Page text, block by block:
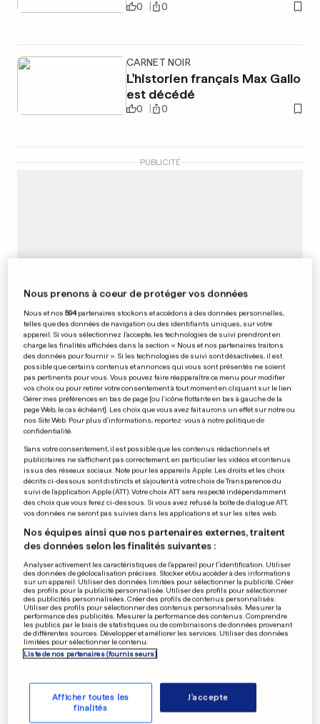
0 0
CARNET NOIR
L'historien français Max Gallo
est décédé
0 0
PUBLICITÉ
«AHS 7»
Il titille les fans d'«American
Horror Story»
0 0
LIGUE DES CHAMPIONS
Le F91 Dudelange éliminé par
l'APOEL Nicosie
0
AU LUXEMBOURG
Le littering a été puni
à 151 reprises
0 0
PUBLICITÉ
Nous prenons à coeur de protéger vos données
Nous et nos594partenaires stockons et accédons à des données personnelles,
telles que des données de navigation ou des identifiants uniques, sur votre
appareil. Si vous sélectionnez J'accepte, les technologies de suivi prendront en
charge les finalités affichées dans la section « Nous et nos partenaires traitons
des données pour fournir ». Si les technologies de suivi sont désactivées, il est
possible que certains contenus et annonces qui vous sont présentés ne soient
pas pertinents pour vous. Vous pouvez faire réapparaître ce menu pour modifier
vos choix ou pour retirer votre consentement à tout moment en cliquant sur le lien
Gérer mes préférences en bas de page [ou l'icône flottante en bas à gauche de la
page Web, le cas échéant]. Les choix que vous avez fait aurons un effet sur notre ou
nos Site Web. Pour plus d’informations, reportez-vous à notre politique de
confidentialité.
Sans votre consentement, il est possible que les contenus rédactionnels et
publicitaires ne s'affichent pas correctement, en particulier les vidéos et contenus
issus des réseaux sociaux. Note pour les appareils Apple: Les droits et les choix
décrits ci-dessous sont distincts et s'ajoutent à votre choix de Transparence du
suivi de l'application Apple (ATT). Votre choix ATT sera respecté indépendamment
des choix que vous ferez ci-dessous. Si vous avez refusé la boîte de dialogue ATT,
vos données ne seront pas suivies dans les applications et sur les sites web.
Nos équipes ainsi que nos partenaires externes, traitent
des données selon les finalités suivantes :
Analyser activement les caractéristiques de l’appareil pour l’identification. Utiliser
des données de géolocalisation précises. Stocker et/ou accéder à des informations
sur un appareil. Utiliser des données limitées pour sélectionner la publicité. Créer
des profils pour la publicité personnalisée. Utiliser des profils pour sélectionner
des publicités personnalisées. Créer des profils de contenus personnalisés.
Utiliser des profils pour sélectionner des contenus personnalisés. Mesurer la
performance des publicités. Mesurer la performance des contenus. Comprendre
les publics par le biais de statistiques ou de combinaisons de données provenant
de différentes sources. Développer et améliorer les services. Utiliser des données
limitées pour sélectionner le contenu.
Liste de nos partenaires (fournisseurs)
Afficher toutes les
finalités
J'accepte